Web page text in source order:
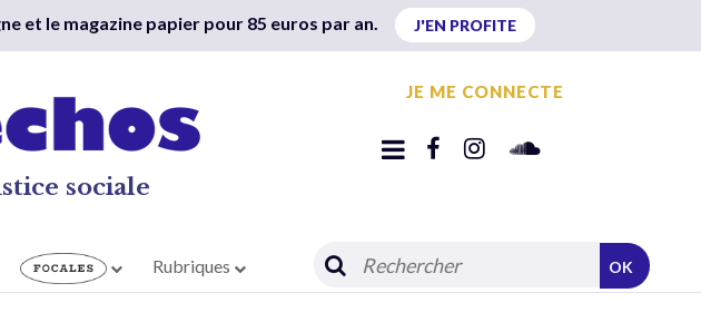
et le magazine papier pour 85 euros par an. J'EN PROFITE
sociale
JE ME CONNECTE
Rubriques OK